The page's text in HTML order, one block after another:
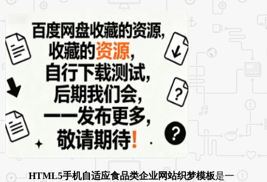
HTML5手机自适应食品类企业网站织梦模板是一